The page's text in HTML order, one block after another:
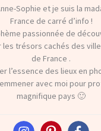
Sophie et je suis la
France de carré d’info !
passionnée de
les trésors cachés des
de France .
l’essence des lieux en
avec moi pour
magnifique pays 🙂